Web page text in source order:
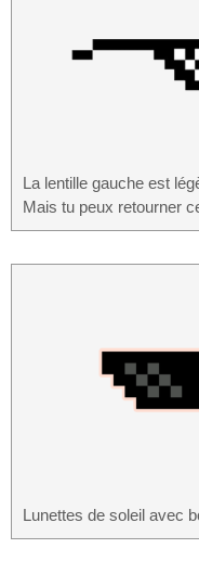
La lentille gauche est
Mais tu peux retourner
Lunettes de soleil avec